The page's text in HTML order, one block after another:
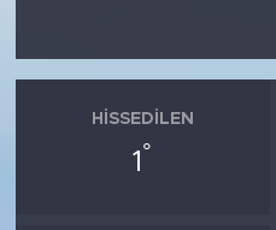
HISSEDILEN
1 °